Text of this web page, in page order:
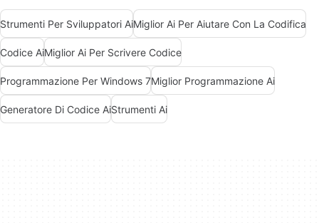
Strumenti Per Sviluppatori AiMiglior Ai Per Aiutare Con La Codifica
Codice AiMiglior Ai Per Scrivere Codice
Programmazione Per Windows 7Miglior Programmazione Ai
Generatore Di Codice AiStrumenti Ai